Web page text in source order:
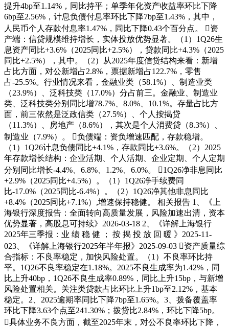
提升4bp至1.14%，同比持平；单季年化资产收益率环比下降
6bp至2.56%，计息负债付息率环比下降7bp至1.43%，其中，
人民币个人存款付息率1.47%，同比下降0.43个百分点。 资
产端：信贷规模维持增长，实体投放优势显著。（1）1Q26生
息资产同比+3.6%（2025同比+2.5%），贷款同比+4.3%（2025
同比+2.5%），其中。（2）从2025年度信贷结构来看：新增
占比方面，对公新增占2.8%，票据新增占122.7%，零售
占-25.5%。行业情况来看，金融业类（58.1%）、制造业类
（23.9%）、泛科技类（17.0%）分占前三。金融业、制造业
类、泛科技类分别同比增78.7%、8.0%、10.1%。存量占比方
面，前三依然是泛政信类（27.5%）、个人按揭贷
（11.3%）、房地产（8.6%），其次是个人消费贷（8.3%）、
制造业（7.9%）。 负债端：资负增速匹配，存款稳增。
（1）1Q26计息负债同比+4.1%，存款同比+3.6%。（2）2025
年存款增长结构：企业活期、个人活期、企业定期、个人定期
分别同比增长-4.4%、6.8%、1.2%、6.0%。 1Q26净非息同比
+2.9%（2025同比+4.5%）。（1）1Q26净手续费同
比-17.0%（2025同比-6.4%）。（2）1Q26净其他非息同比
+8.4%（2025同比+7.1%）,增速保持稳健。 相关报告 1、《上
海银行深度报告：全面转向高质量发展，风险加速出清，资本
优势显著，高股息可持续》2026-03-18 2、《详解上海银行
2025年三季报：业 绩 稳 健 ； 按 揭 投 放 回 暖 》2025-11-
023、《详解上海银行2025年半年报》2025-09-03 资产质量综
合指标：不良率稳定，加快风险处置。（1）不良率环比持
平。1Q26不良率稳定在1.18%。2025不良生成率为1.42%，同
比上升40bp，1Q26不良生成率0.89%，同比上升15bp，与新增
风险处置相关。关注类贷款占比环比上升1bp至2.12%，基本
稳定。2、2025逾期率同比下降7bp至1.65%。3、拨备覆盖率
环比下降3.63个点至241.30%；拨贷比2.84%，环比下降5bp。
具体业务不良方面，截至2025年末，对公不良率环比下降，